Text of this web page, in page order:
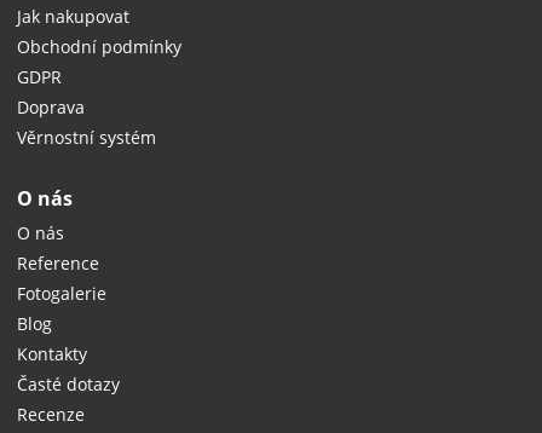
Jak nakupovat
Obchodní podmínky
GDPR
Doprava
Věrnostní systém
O nás
O nás
Reference
Fotogalerie
Blog
Kontakty
Časté dotazy
Recenze